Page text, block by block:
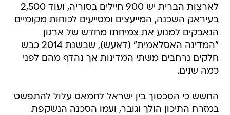
לארצות הברית יש 900 חיילים בסוריה, ועוד 2,500
בעיראק השכנה, המייעצים ומסייעים לכוחות מקומיים
הנאבקים למנוע את צמיחתו מחדש של ארגון
"המדינה האסלאמית" (דאעש), שבשנת 2014 כבש
חלקים נרחבים משתי המדינות אך נהדף מהם לפני
כמה שנים.
החשש כי הסכסוך בין ישראל לחמאס עלול להתפשט
במזרח התיכון הולך וגובר, ועמו הסכנה הנשקפת